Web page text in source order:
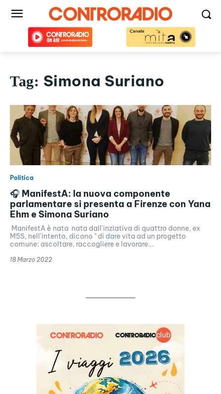
Tag: Simona Suriano
Politica
🎧 ManifestA: la nuova componente
parlamentare si presenta a Firenze con Yana
Ehm e Simona Suriano
ManifestA è nata nata dall'inziativa di quattro donne, ex
M5S, nell'intento, dicono " di dare vita ad un progetto
comune: ascoltare, raccogliere e lavorare...
18 Marzo 2022